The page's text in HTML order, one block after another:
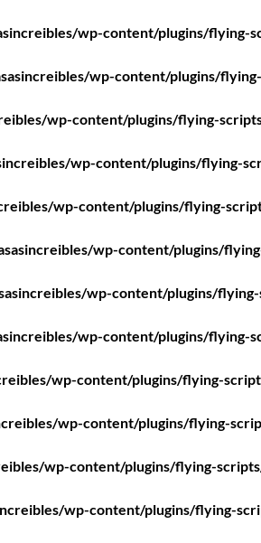
wp-content/plugins/flying-
wp-content/plugins/
wp-content/plugins/flying-
wp-content/plugins/flying-
wp-content/plugins/flying-
wp-content/plugins/
wp-content/plugins/
wp-content/plugins/flying-
wp-content/plugins/flying-
wp-content/plugins/flying-
wp-content/plugins/flying-
wp-content/plugins/flying-